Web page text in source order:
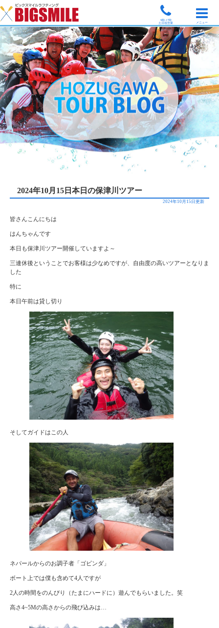
9時-17時
土日祝営業
メニュー
2024年10月15日本日の保津川ツアー
2024年10月15日更新
皆さんこんにちは
はんちゃんです
本日も保津川ツアー開催していますよ～
三連休後ということでお客様は少なめですが、自由度の高いツアーとなりま
した
特に
本日午前は貸し切り
そしてガイドはこの人
ネパールからのお調子者「ゴビンダ」
ボート上では僕も含めて4人ですが
2人の時間をのんびり（たまにハードに）遊んでもらいました。笑
高さ4~5Mの高さからの飛び込みは…